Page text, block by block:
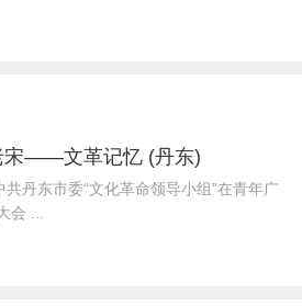
宋——文革记忆 (丹东)
共丹东市委“文化革命领导小组”在青年广
会 ...